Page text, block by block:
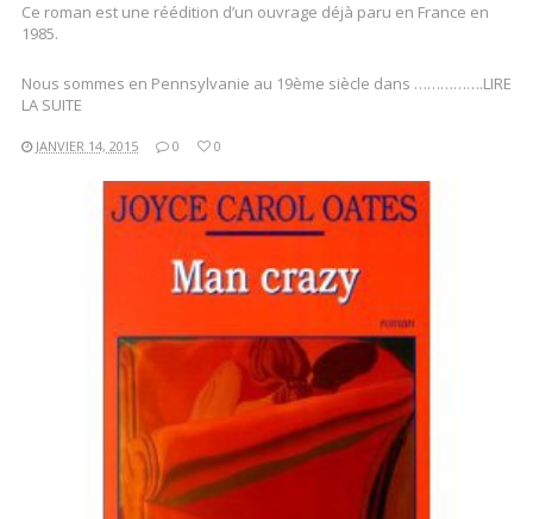
Ce roman est une réédition d’un ouvrage déjà paru en France en
1985.
Nous sommes en Pennsylvanie au 19ème siècle dans …………….LIRE
LA SUITE
JANVIER 14, 2015 0 0
LIRE LA SUITE